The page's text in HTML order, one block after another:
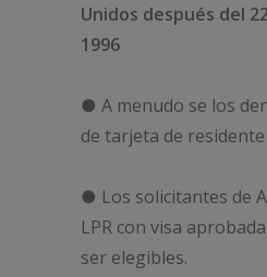
Unidos después del
1996
● A menudo se los
de tarjeta de
● Los solicitantes de
LPR con visa
ser elegibles.